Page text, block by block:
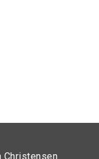
Christensen